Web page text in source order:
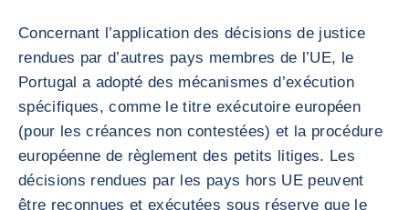
Concernant l’application des décisions de justice
rendues par d’autres pays membres de l’UE, le
Portugal a adopté des mécanismes d’exécution
spécifiques, comme le titre exécutoire européen
(pour les créances non contestées) et la procédure
européenne de règlement des petits litiges. Les
décisions rendues par les pays hors UE peuvent
être reconnues et exécutées sous réserve que le